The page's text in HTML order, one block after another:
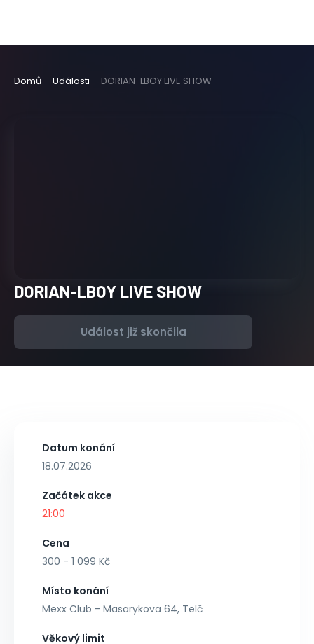
Domů Události DORIAN-LBOY LIVE SHOW
DORIAN-LBOY LIVE SHOW
Událost již skončila
Datum konání
18.07.2026
Začátek akce
21:00
Cena
300 - 1 099 Kč
Místo konání
Mexx Club - Masarykova 64, Telč
Věkový limit